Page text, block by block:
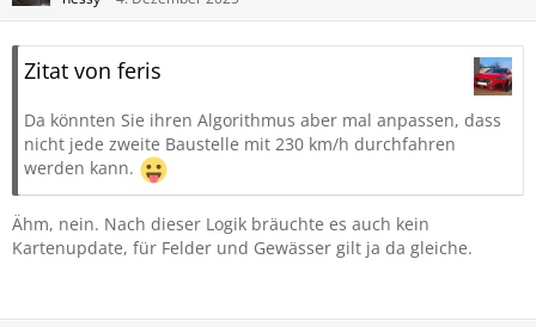
Zitat von feris
Da könnten Sie ihren Algorithmus aber mal anpassen, dass
nicht jede zweite Baustelle mit 230 km/h durchfahren
werden kann.
Ähm, nein. Nach dieser Logik bräuchte es auch kein
Kartenupdate, für Felder und Gewässer gilt ja da gleiche.